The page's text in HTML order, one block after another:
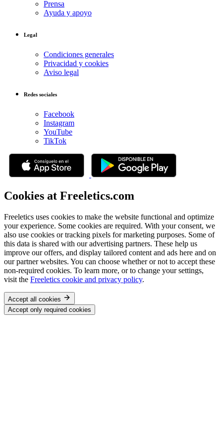
Prensa
Ayuda y apoyo
Legal
Condiciones generales
Privacidad y cookies
Aviso legal
Redes sociales
Facebook
Instagram
YouTube
TikTok
Cookies at Freeletics.com
Freeletics uses cookies to make the website functional and optimize
your experience. Some cookies are required. With your consent, we
also use cookies or tracking pixels for marketing purposes. Some of
this data is shared with our advertising partners. These help us
improve our offers, and display tailored content and ads here and on
our partner websites. You can choose whether or not to accept these
non-required cookies. To learn more, or to change your settings,
visit the Freeletics cookie and privacy policy.
Accept all cookies
Accept only required cookies